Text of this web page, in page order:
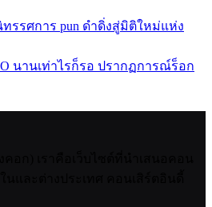
นิทรรศการ pun ดำดิ่งสู่มิติใหม่แห่ง
นานเท่าไรก็รอ ปรากฏการณ์ร็อก